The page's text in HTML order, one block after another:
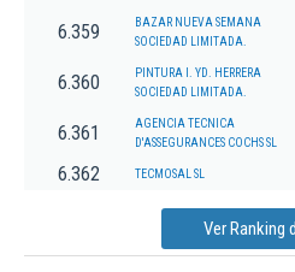
6.359
BAZAR NUEVA SEMANA
SOCIEDAD LIMITADA.
6.360
PINTURA I. YD. HERRERA
SOCIEDAD LIMITADA.
6.361
AGENCIA TECNICA
D'ASSEGURANCES COCHS SL
6.362 TECMOSAL SL
Ver Ranking